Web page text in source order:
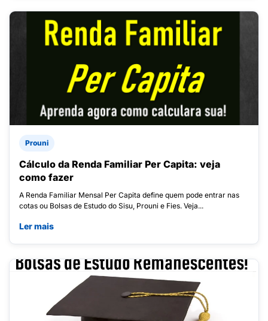
Prouni
Cálculo da Renda Familiar Per Capita: veja
como fazer
A Renda Familiar Mensal Per Capita define quem pode entrar nas
cotas ou Bolsas de Estudo do Sisu, Prouni e Fies. Veja...
Ler mais